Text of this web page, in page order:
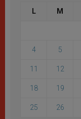
L M
4 5
11 12
18 19
25 26